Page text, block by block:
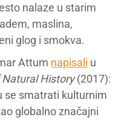
nalaze u starim
maslina,
glog i smokva.
Attum napisali u
History(2017):
se smatrati kulturnim
globalno značajni